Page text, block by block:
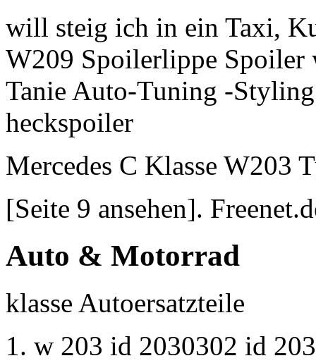
will steig ich in ein Taxi,
W209 Spoilerlippe
Tanie Auto-Tuning -
heckspoiler
Mercedes C Klasse W203
[Seite 9 ansehen].
Auto & Motorrad
klasse Autoersatzteile
w 203 id 2030302 id